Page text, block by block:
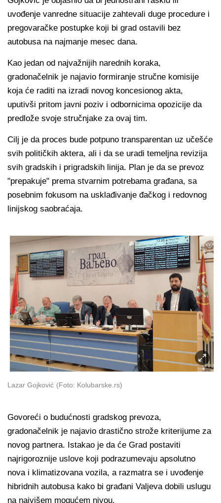
uvođenje vanredne situacije zahtevali duge procedure i
pregovaračke postupke koji bi grad ostavili bez
autobusa na najmanje mesec dana.
Kao jedan od najvažnijih narednih koraka,
gradonačelnik je najavio formiranje stručne komisije
koja će raditi na izradi novog koncesionog akta,
uputivši pritom javni poziv i odbornicima opozicije da
predlože svoje stručnjake za ovaj tim.
Cilj je da proces bude potpuno transparentan uz učešće
svih političkih aktera, ali i da se uradi temeljna revizija
svih gradskih i prigradskih linija. Plan je da se prevoz
"prepakuje" prema stvarnim potrebama građana, sa
posebnim fokusom na usklađivanje đačkog i redovnog
linijskog saobraćaja.
Lazar Gojković (Foto: Kolubarske.rs)
Govoreći o budućnosti gradskog prevoza,
gradonačelnik je najavio drastično strože kriterijume za
novog partnera. Istakao je da će Grad postaviti
najrigoroznije uslove koji podrazumevaju apsolutno
nova i klimatizovana vozila, a razmatra se i uvođenje
hibridnih autobusa kako bi građani Valjeva dobili uslugu
na najvišem mogućem nivou.